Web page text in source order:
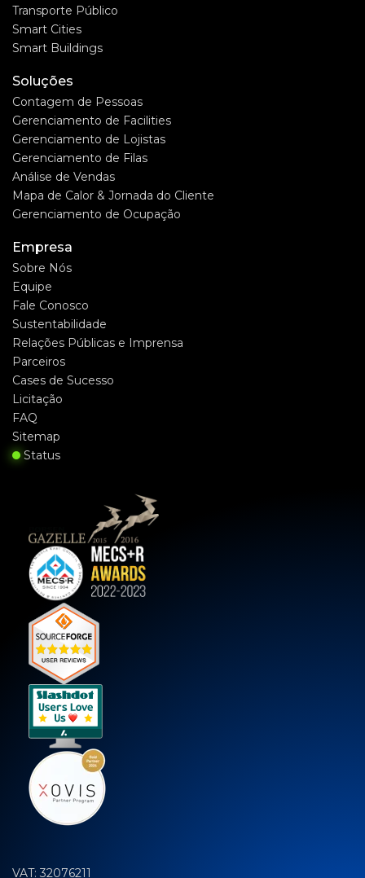
Transporte Público
Smart Cities
Smart Buildings
Soluções
Contagem de Pessoas
Gerenciamento de Facilities
Gerenciamento de Lojistas
Gerenciamento de Filas
Análise de Vendas
Mapa de Calor & Jornada do Cliente
Gerenciamento de Ocupação
Empresa
Sobre Nós
Equipe
Fale Conosco
Sustentabilidade
Relações Públicas e Imprensa
Parceiros
Cases de Sucesso
Licitação
FAQ
Sitemap
Status
VAT: 32076211